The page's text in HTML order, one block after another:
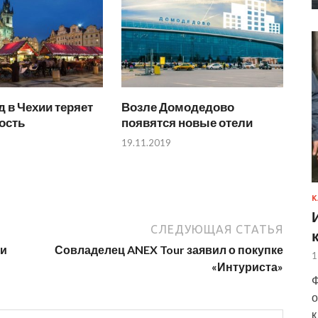
Чехии теряет
Возле Домодедово
появятся новые отели
19.11.2019
СЛЕДУЮЩАЯ СТАТЬЯ
Совладелец ANEX Tour заявил о покупке
«Интуриста»